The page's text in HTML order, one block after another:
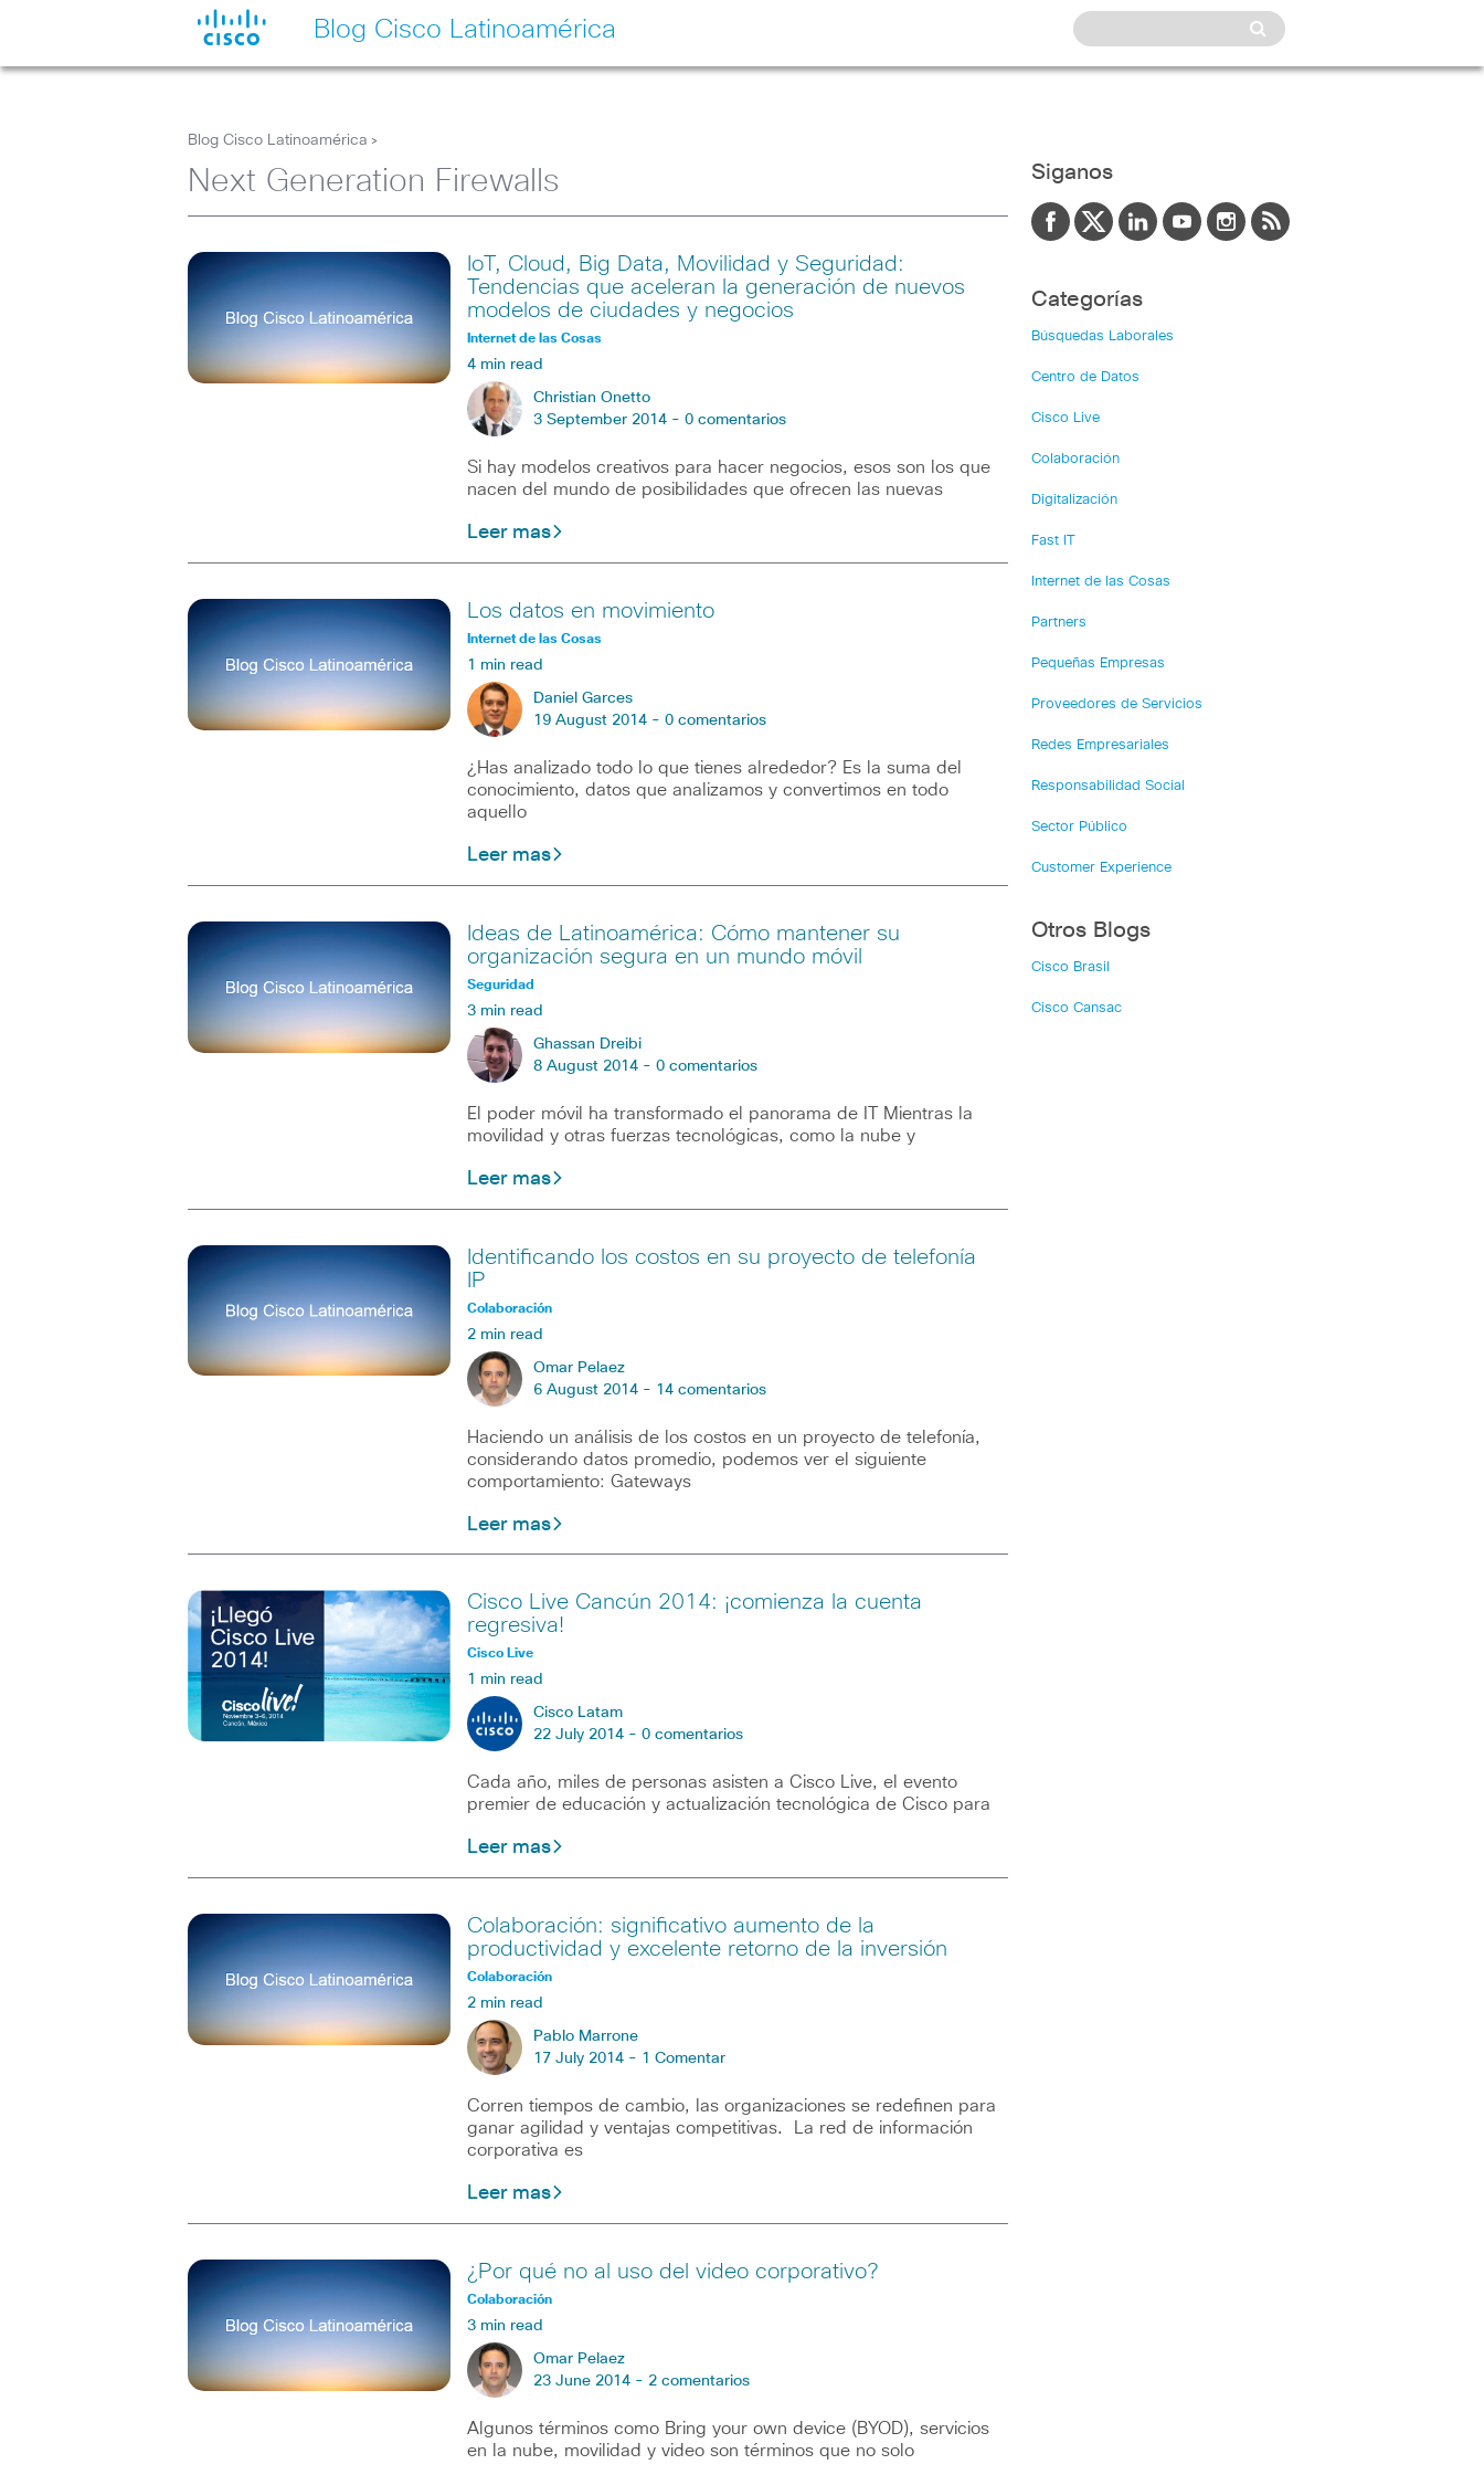
Blog Cisco Latinoamérica
Blog Cisco Latinoamérica >
Next Generation Firewalls
IoT, Cloud, Big Data, Movilidad y Seguridad:
Tendencias que aceleran la generación de nuevos
modelos de ciudades y negocios
Internet de las Cosas
4 min read
Christian Onetto
3 September 2014 - 0 comentarios
Si hay modelos creativos para hacer negocios, esos son los que
nacen del mundo de posibilidades que ofrecen las nuevas
Leer mas
Los datos en movimiento
Internet de las Cosas
1 min read
Daniel Garces
19 August 2014 - 0 comentarios
¿Has analizado todo lo que tienes alrededor? Es la suma del
conocimiento, datos que analizamos y convertimos en todo
aquello
Leer mas
Ideas de Latinoamérica: Cómo mantener su
organización segura en un mundo móvil
Seguridad
3 min read
Ghassan Dreibi
8 August 2014 - 0 comentarios
El poder móvil ha transformado el panorama de IT Mientras la
movilidad y otras fuerzas tecnológicas, como la nube y
Leer mas
Identificando los costos en su proyecto de telefonía
IP
Colaboración
2 min read
Omar Pelaez
6 August 2014 - 14 comentarios
Haciendo un análisis de los costos en un proyecto de telefonía,
considerando datos promedio, podemos ver el siguiente
comportamiento: Gateways
Leer mas
Cisco Live Cancún 2014: ¡comienza la cuenta
regresiva!
Cisco Live
1 min read
Cisco Latam
22 July 2014 - 0 comentarios
Cada año, miles de personas asisten a Cisco Live, el evento
premier de educación y actualización tecnológica de Cisco para
Leer mas
Colaboración: significativo aumento de la
productividad y excelente retorno de la inversión
Colaboración
2 min read
Pablo Marrone
17 July 2014 - 1 Comentar
Corren tiempos de cambio, las organizaciones se redefinen para
ganar agilidad y ventajas competitivas. La red de información
corporativa es
Leer mas
¿Por qué no al uso del video corporativo?
Colaboración
3 min read
Omar Pelaez
23 June 2014 - 2 comentarios
Algunos términos como Bring your own device (BYOD), servicios
en la nube, movilidad y video son términos que no solo
Siganos
Categorías
Búsquedas Laborales
Centro de Datos
Cisco Live
Colaboración
Digitalización
Fast IT
Internet de las Cosas
Partners
Pequeñas Empresas
Proveedores de Servicios
Redes Empresariales
Responsabilidad Social
Sector Público
Customer Experience
Otros Blogs
Cisco Brasil
Cisco Cansac